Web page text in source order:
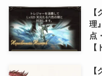
理
点
【